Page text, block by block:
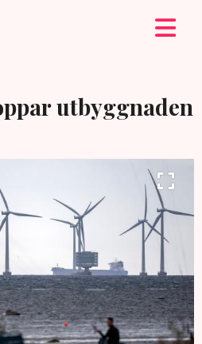
utbyggnaden